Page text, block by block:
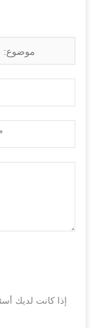
موضوع:
إذا كانت لديك